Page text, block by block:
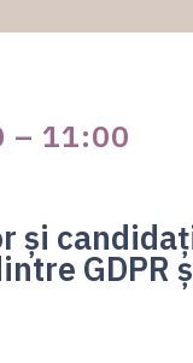
– 11:00
și
GDPR